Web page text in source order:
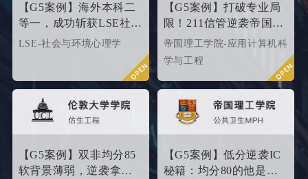
新等留学多地域，包含本科/
在帮助更多学生拿下理想院
门，从外籍文书高端定制开
始！
【G5案例】海外本科二
等一，成功斩获LSE社会
与环境心理学硕士
LSE-社会与环境心理学
【G5案例】打破专业局
限！211信管逆袭帝国理
工G5硬核计算机专业
帝国理工学院-应用计算机科
学与工程
【G5案例】双非均分85
软背景薄弱，逆袭拿下
【G5案例】低分逆袭IC
秘籍：均分80的他是这